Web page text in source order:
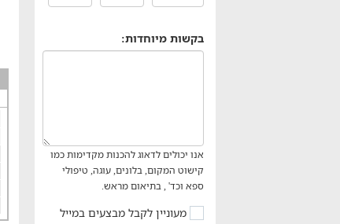
בקשות מיוחדות:
אנו יכולים לדאוג להכנות מקדימות כמו
קישוט המקום, בלונים, עוגה, טיפולי
ספא וכד' , בתיאום מראש.
מעוניין לקבל מבצעים במייל